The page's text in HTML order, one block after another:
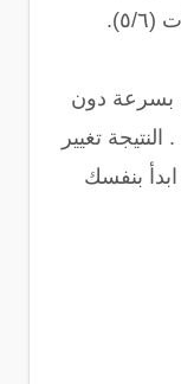
٦).
ﺑﺴﺮﻋﺔ ﺩﻭﻥ
ﺗﻐﻴﻴﺮ
ﺑﻨﻔﺴﻚ